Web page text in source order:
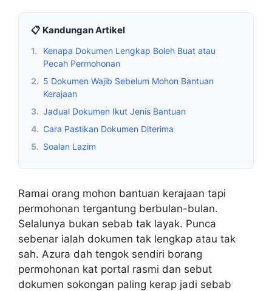
📋 Kandungan Artikel
1.
Kenapa Dokumen Lengkap Boleh Buat atau
Pecah Permohonan
2. 5 Dokumen Wajib Sebelum Mohon Bantuan
Kerajaan
3. Jadual Dokumen Ikut Jenis Bantuan
4. Cara Pastikan Dokumen Diterima
5. Soalan Lazim
Ramai orang mohon bantuan kerajaan tapi
permohonan tergantung berbulan-bulan.
Selalunya bukan sebab tak layak. Punca
sebenar ialah dokumen tak lengkap atau tak
sah. Azura dah tengok sendiri borang
permohonan kat portal rasmi dan sebut
dokumen sokongan paling kerap jadi sebab